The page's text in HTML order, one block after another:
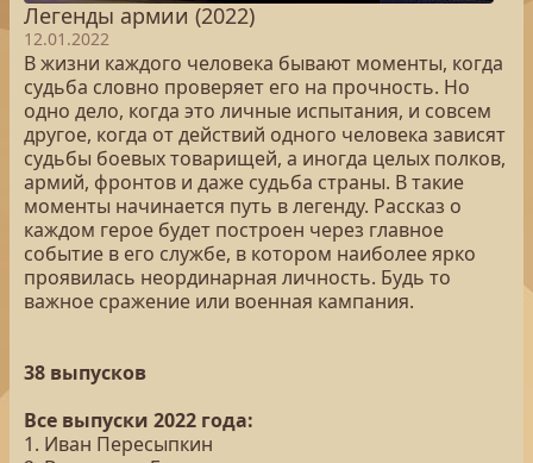
Легенды армии (2022)
12.01.2022
В жизни каждого человека бывают моменты, когда
судьба словно проверяет его на прочность. Но
одно дело, когда это личные испытания, и совсем
другое, когда от действий одного человека зависят
судьбы боевых товарищей, а иногда целых полков,
армий, фронтов и даже судьба страны. В такие
моменты начинается путь в легенду. Рассказ о
каждом герое будет построен через главное
событие в его службе, в котором наиболее ярко
проявилась неординарная личность. Будь то
важное сражение или военная кампания.
38 выпусков
Все выпуски 2022 года:
1. Иван Пересыпкин